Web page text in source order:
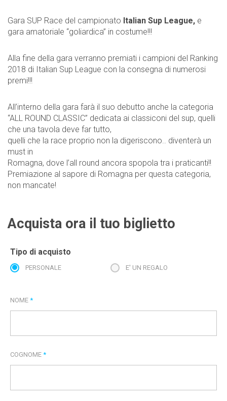
Gara SUP Race del campionato Italian Sup League, e
gara amatoriale “goliardica” in costume!!!
Alla fine della gara verranno premiati i campioni del Ranking
2018 di Italian Sup League con la consegna di numerosi
premi!!!
All’interno della gara farà il suo debutto anche la categoria
“ALL ROUND CLASSIC” dedicata ai classiconi del sup, quelli
che una tavola deve far tutto,
quelli che la race proprio non la digeriscono.. diventerà un
must in
Romagna, dove l’all round ancora spopola tra i praticanti!!
Premiazione al sapore di Romagna per questa categoria,
non mancate!
Acquista ora il tuo biglietto
Tipo di acquisto
PERSONALE E' UN REGALO
NOME *
COGNOME *